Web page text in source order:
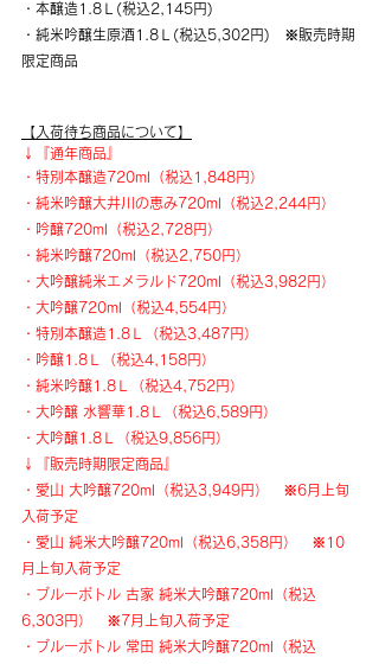
・本醸造1.8Ｌ(税込2,145円)
・純米吟醸生原酒1.8Ｌ(税込5,302円)　※販売時期
限定商品
【入荷待ち商品について】
↓『通年商品』
・特別本醸造720ml（税込1,848円）
・純米吟醸大井川の恵み720ml（税込2,244円）
・吟醸720ml（税込2,728円）
・純米吟醸720ml（税込2,750円）
・大吟醸純米エメラルド720ml（税込3,982円）
・大吟醸720ml（税込4,554円）
・特別本醸造1.8Ｌ（税込3,487円）
・吟醸1.8Ｌ（税込4,158円）
・​純米吟醸1.8Ｌ（税込4,752円）
・大吟醸 水響華1.8Ｌ（税込6,589円）
・大吟醸1.8Ｌ（税込9,856円）
↓『販売時期限定商品』
・愛山 大吟醸720ml（税込3,949円）　※6月上旬
入荷予定
・愛山 純米大吟醸720ml（税込6,358円）　※10
月上旬入荷予定
・ブルーボトル 古家 純米大吟醸720ml（税込
6,303円）　※7月上旬入荷予定
・ブルーボトル 常田 純米大吟醸720ml（税込